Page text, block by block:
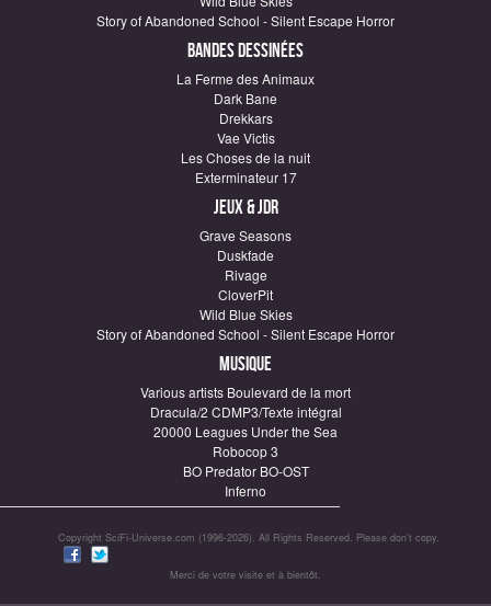
Story of Abandoned School - Silent Escape Horror
Bandes dessinées
La Ferme des Animaux
Dark Bane
Drekkars
Vae Victis
Les Choses de la nuit
Exterminateur 17
Jeux & JDR
Grave Seasons
Duskfade
Rivage
CloverPit
Wild Blue Skies
Story of Abandoned School - Silent Escape Horror
Musique
Various artists Boulevard de la mort
Dracula/2 CDMP3/Texte intégral
20000 Leagues Under the Sea
Robocop 3
BO Predator BO-OST
Inferno
Copyright SciFi-Universe.com (1996-2026). All Rights Reserved. Please don’t copy.
Merci de votre visite et à bientôt.